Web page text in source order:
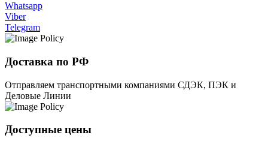
Whatsapp
Viber
Telegram
Доставка по РФ
Отправляем транспортными компаниями СДЭК, ПЭК и
Деловые Линии
Доступные цены